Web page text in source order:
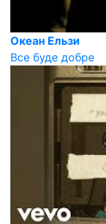
Океан Ельзи
Все буде добре